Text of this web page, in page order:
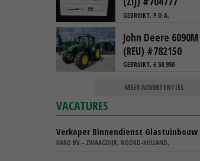
GEBRUIKT, P.O.A.
John Deere
(REU) #782150
GEBRUIKT, € 58.950
MEER ADVERTENTIES
VACATURES
Verkoper Binnendienst Glastuinbouw
KARO BV - ZWAAGDIJK, NOORD-HOLLAND,